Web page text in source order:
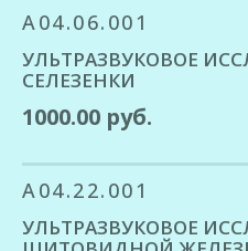
A04.06.001
УЛЬТРАЗВУКОВОЕ
СЕЛЕЗЕНКИ
1000.00 руб.
A04.22.001
УЛЬТРАЗВУКОВОЕ